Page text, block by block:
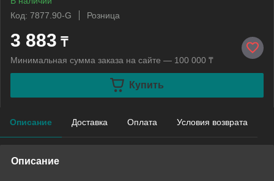
Код: 7877.90-G
Розница
3 883 ₸
Минимальная сумма заказа на сайте — 100 000 ₸
Купить
Описание Доставка Оплата Условия возврата
Описание